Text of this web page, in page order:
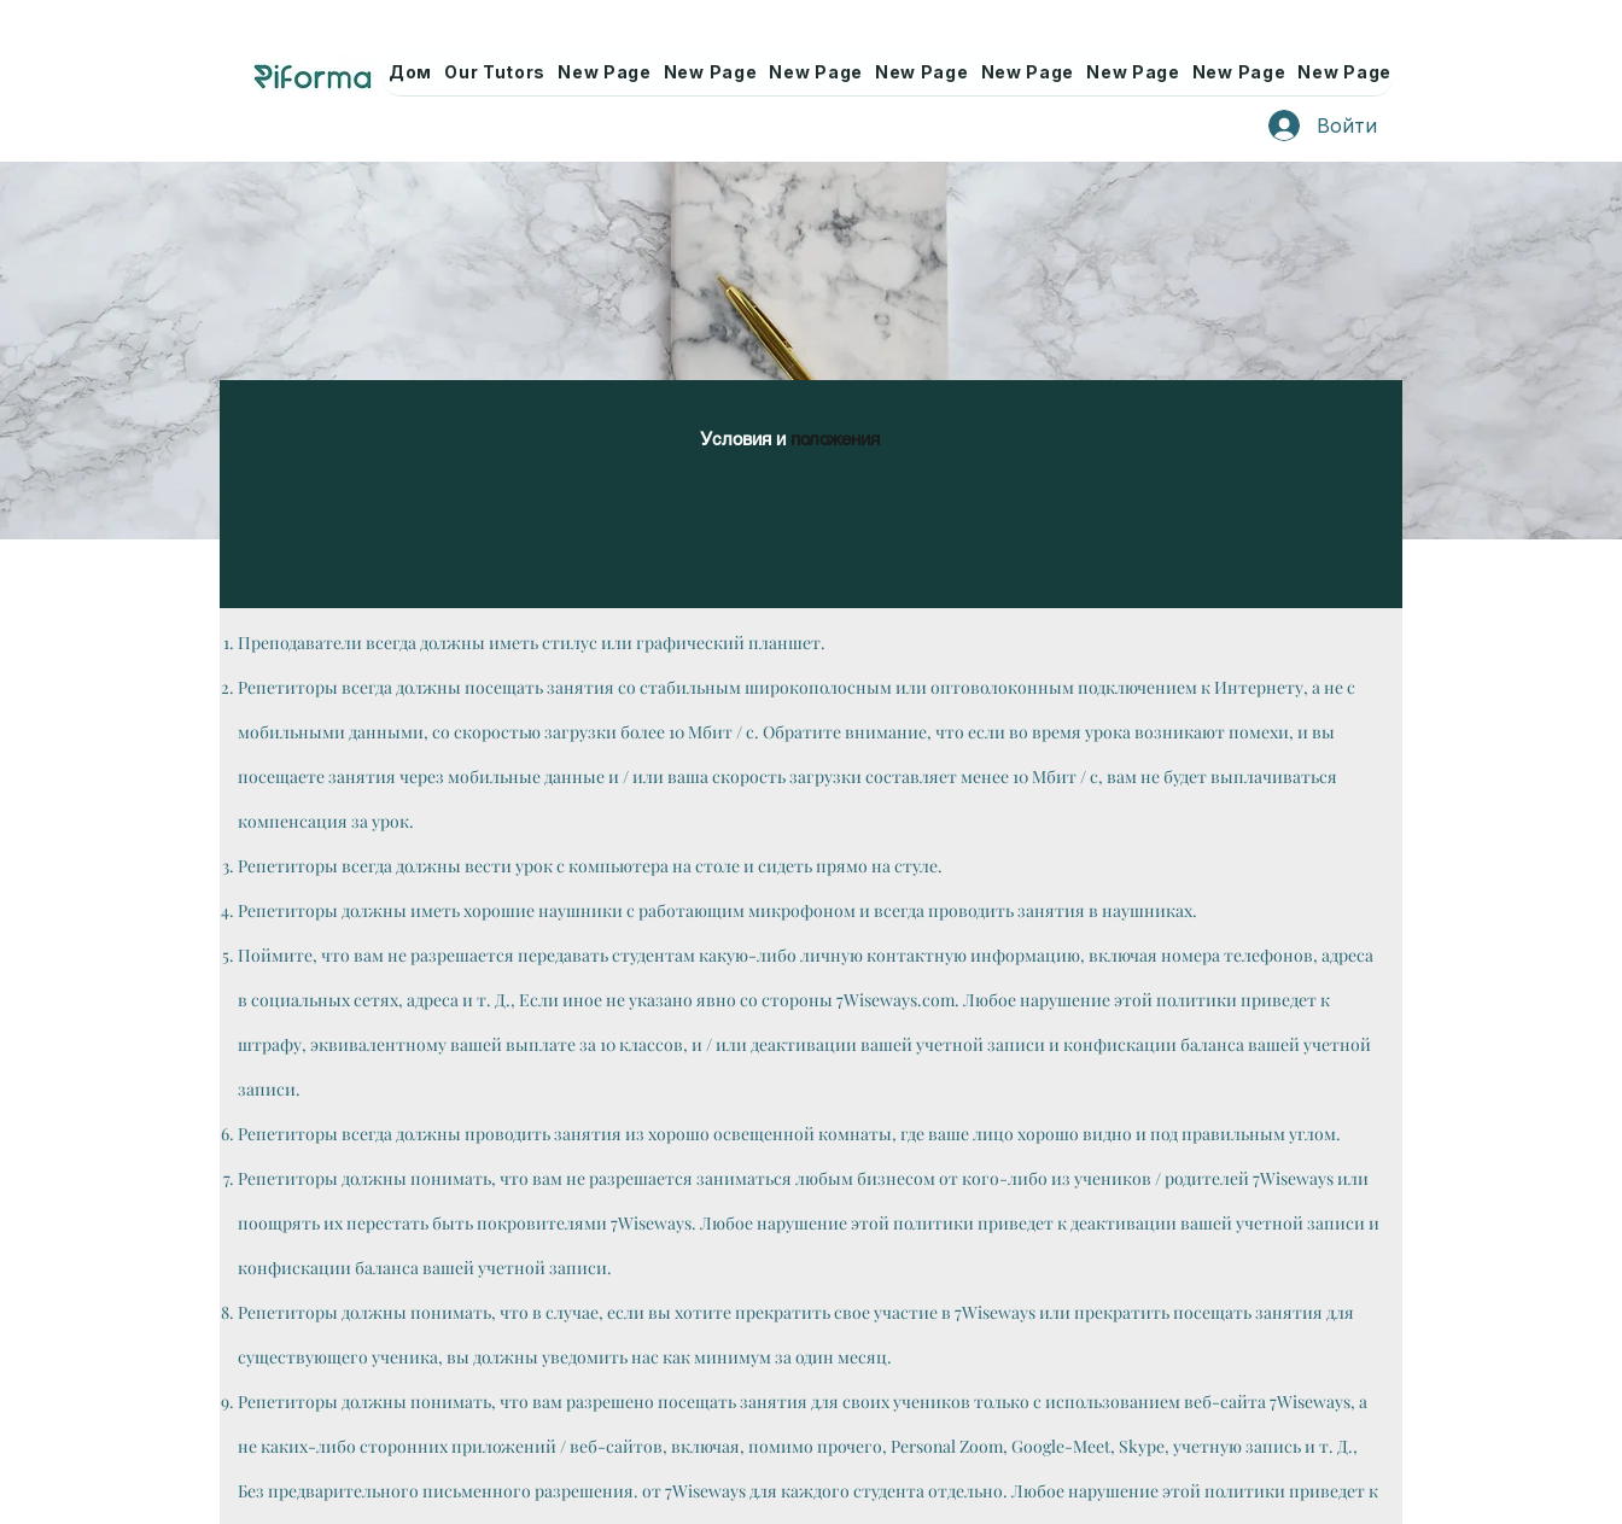
Дом Our Tutors New Page New Page New Page New Page New Page New Page New Page New Page
Войти
Преподаватели всегда должны иметь стилус или графический планшет.
Репетиторы всегда должны посещать занятия со стабильным широкополосным или оптоволоконным подключением к Интернету, а не с
мобильными данными, со скоростью загрузки более 10 Мбит / с. Обратите внимание, что если во время урока возникают помехи, и вы
посещаете занятия через мобильные данные и / или ваша скорость загрузки составляет менее 10 Мбит / с, вам не будет выплачиваться
компенсация за урок.
Репетиторы всегда должны вести урок с компьютера на столе и сидеть прямо на стуле.
Репетиторы должны иметь хорошие наушники с работающим микрофоном и всегда проводить занятия в наушниках.
Поймите, что вам не разрешается передавать студентам какую-либо личную контактную информацию, включая номера телефонов, адреса
в социальных сетях, адреса и т. Д., Если иное не указано явно со стороны 7Wiseways.com. Любое нарушение этой политики приведет к
штрафу, эквивалентному вашей выплате за 10 классов, и / или деактивации вашей учетной записи и конфискации баланса вашей учетной
записи.
Репетиторы всегда должны проводить занятия из хорошо освещенной комнаты, где ваше лицо хорошо видно и под правильным углом.
Репетиторы должны понимать, что вам не разрешается заниматься любым бизнесом от кого-либо из учеников / родителей 7Wiseways или
поощрять их перестать быть покровителями 7Wiseways. Любое нарушение этой политики приведет к деактивации вашей учетной записи и
конфискации баланса вашей учетной записи.
Репетиторы должны понимать, что в случае, если вы хотите прекратить свое участие в 7Wiseways или прекратить посещать занятия для
существующего ученика, вы должны уведомить нас как минимум за один месяц.
Репетиторы должны понимать, что вам разрешено посещать занятия для своих учеников только с использованием веб-сайта 7Wiseways, а
не каких-либо сторонних приложений / веб-сайтов, включая, помимо прочего, Personal Zoom, Google-Meet, Skype, учетную запись и т. Д.,
Без предварительного письменного разрешения. от 7Wiseways для каждого студента отдельно. Любое нарушение этой политики приведет к
Условия и положения